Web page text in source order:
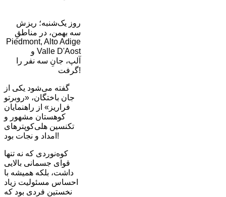
روز یک‌شنبه؛ ریزش
سه بهمن، در مناطقِ
Piedmont, Alto Adige
و Valle D'Aost
آلپ، جانِ سه نفر را
گرفت!
گفته می‌شود یکی از
جان باختگان، «روبرتو
فراریز» از راهنمایان
کوهستان مشهور و
تکنسین هلی‌کوپترهای
امداد و نجات بود!
کوه‌نوردی که نه تنها
قوای جسمانی بالایی
داشت، بلکه همیشه با
احساس مسئولیت زیاد
نخستین فردی بود که